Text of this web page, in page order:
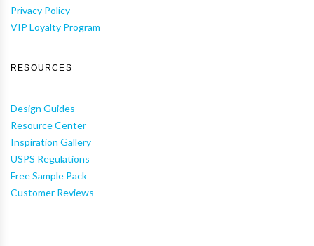
Privacy Policy
VIP Loyalty Program
RESOURCES
Design Guides
Resource Center
Inspiration Gallery
USPS Regulations
Free Sample Pack
Customer Reviews